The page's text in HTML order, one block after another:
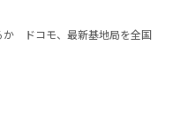
か ドコモ、最新基地局を全国